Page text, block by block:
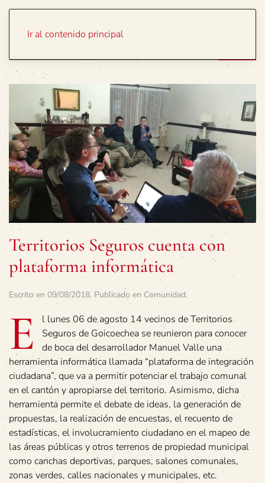
Ir al contenido principal
Territorios Seguros cuenta con
plataforma informática
Escrito en 09/08/2018. Publicado en Comunidad.
E
l lunes 06 de agosto 14 vecinos de Territorios
Seguros de Goicoechea se reunieron para conocer
de boca del desarrollador Manuel Valle una
herramienta informática llamada “plataforma de integración
ciudadana”, que va a permitir potenciar el trabajo comunal
en el cantón y apropiarse del territorio. Asimismo, dicha
herramienta permite el debate de ideas, la generación de
propuestas, la realización de encuestas, el recuento de
estadísticas, el involucramiento ciudadano en el mapeo de
las áreas públicas y otros terrenos de propiedad municipal
como canchas deportivas, parques, salones comunales,
zonas verdes, calles nacionales y municipales, etc.